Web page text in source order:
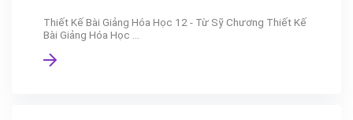
Thiết Kế Bài Giảng Hóa Học 12 - Từ Sỹ Chương Thiết Kế
Bài Giảng Hóa Học ...